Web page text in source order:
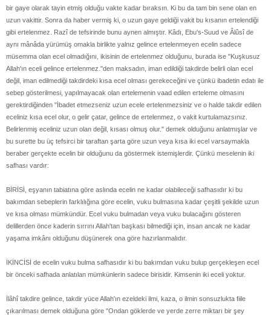
bir gaye olarak tayin etmiş olduğu vakte kadar bıraksın. Ki bu da tam bin sene olan en
uzun vakittir. Sonra da haber vermiş ki, o uzun gaye geldiği vakit bu kısanın ertelendiği
gibi ertelenmez. Razî de tefsirinde bunu aynen almıştır. Kâdı, Ebu's-Suud ve Âlûsî de
aynı mânâda yürümüş omakla birlikte yalnız gelince ertelenmeyen ecelin sadece
müsemma olan ecel olmadığını, ikisinin de ertelenmez olduğunu, burada ise "Kuşkusuz
Allah'ın eceli gelince ertelenmez."den maksadın, iman edildiği takdirde belirli olan ecel
değil, iman edilmediği takdirdeki kısa ecel olması gerekeceğini ve çünkü ibadetin edatı ile
sebep gösterilmesi, yapılmayacak olan ertelemenin vaad edilen erteleme olmasını
gerektirdiğinden "İbadet etmezseniz uzun ecele ertelenmezsiniz ve o halde takdir edilen
eceliniz kısa ecel olur, o gelir çatar, gelince de ertelenmez, o vakit kurtulamazsınız.
Belirlenmiş eceliniz uzun olan değil, kısası olmuş olur." demek olduğunu anlatmışlar ve
bu surette bu üç tefsirci bir taraftan şarta göre uzun veya kısa iki ecel varsaymakla
beraber gerçekte ecelin bir olduğunu da göstermek istemişlerdir. Çünkü meselenin iki
safhası vardır:
BİRİSİ, eşyanın tabiatına göre aslında ecelin ne kadar olabileceği safhasıdır ki bu
bakımdan sebeplerin farklılığına göre ecelin, vuku bulmasına kadar çeşitli şekilde uzun
ve kısa olması mümkündür. Ecel vuku bulmadan veya vuku bulacağını gösteren
delillerden önce kaderin sırrını Allah'tan başkası bilmediği için, insan ancak ne kadar
yaşama imkânı olduğunu düşünerek ona göre hazırlanmalıdır.
İKİNCİSİ de ecelin vuku bulma safhasıdır ki bu bakımdan vuku bulup gerçekleşen ecel
bir önceki safhada anlatılan mümkünlerin sadece birisidir. Kimsenin iki eceli yoktur.
İlâhî takdire gelince, takdir yüce Allah'ın ezeldeki ilmi, kaza, o ilmin sonsuzlukta fiile
çıkarılması demek olduğuna göre "Ondan göklerde ve yerde zerre miktarı bir şey